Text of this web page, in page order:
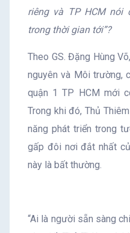
riêng và TP HCM nói
trong thời gian tới”?
Theo GS. Đặng Hùng
nguyên và Môi trường,
quận 1 TP HCM mới
Trong khi đó, Thủ
năng phát triển trong
gấp đôi nơi đắt nhất
này là bất thường.
“Ai là người sẵn sàng